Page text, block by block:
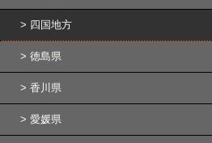
四国地方
徳島県
香川県
愛媛県